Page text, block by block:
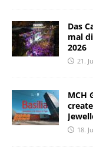
Das
mal
2026
21.
MCH
18.